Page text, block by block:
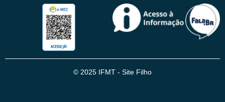
© 2025 IFMT - Site Filho